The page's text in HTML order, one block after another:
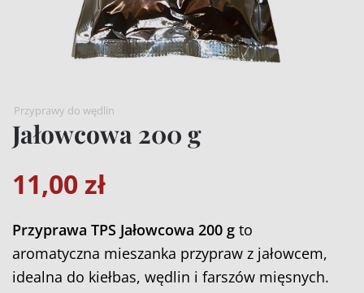
Przyprawy do wędlin
Jałowcowa 200 g
11,00 zł
Przyprawa TPS Jałowcowa 200 g to
aromatyczna mieszanka przypraw z jałowcem,
idealna do kiełbas, wędlin i farszów mięsnych.